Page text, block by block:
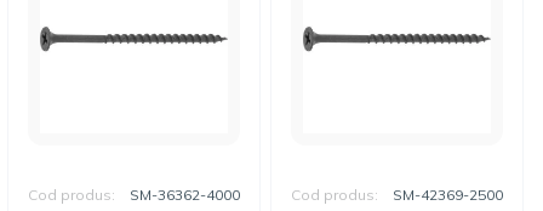
Cod produs: SM-36362-4000 Cod produs: SM-42369-2500